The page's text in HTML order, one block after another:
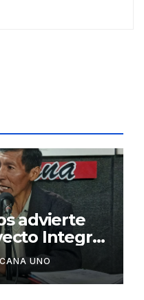
advierte
Integral
para
UNO